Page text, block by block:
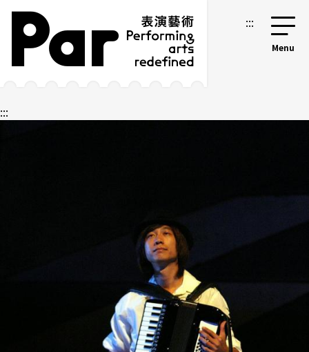
跳到主要内容区块
网站导览 :::
:::